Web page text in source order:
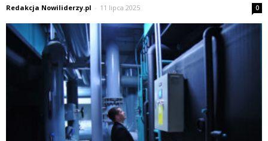
Redakcja Nowiliderzy.pl - 11 lipca 2025 0